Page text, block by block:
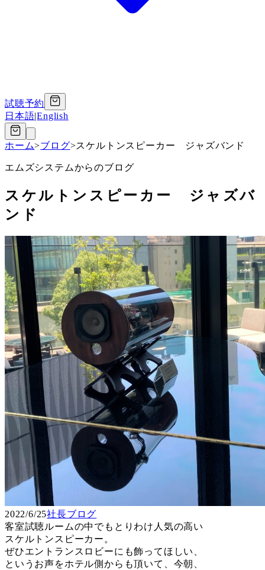
試聴予約
日本語|English
ホーム>ブログ>スケルトンスピーカー ジャズバンド
エムズシステムからのブログ
スケルトンスピーカー ジャズバ
ンド
2022/6/25社長ブログ
客室試聴ルームの中でもとりわけ人気の高い
スケルトンスピーカー。
ぜひエントランスロビーにも飾ってほしい、
というお声をホテル側からも頂いて、今朝、